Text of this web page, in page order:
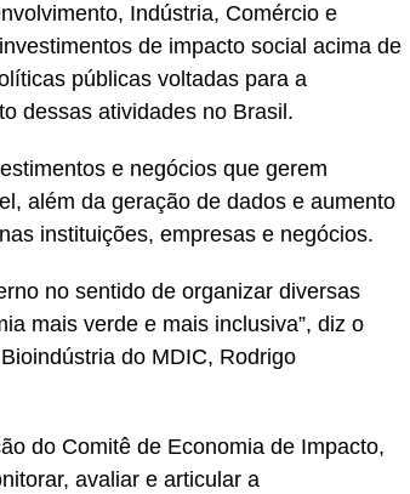
Indústria, Comércio e
de impacto social acima de
públicas voltadas para a
dessas atividades no Brasil.
e negócios que gerem
além da geração de dados e aumento
instituições, empresas e negócios.
no sentido de organizar diversas
mais verde e mais inclusiva”, diz o
do MDIC, Rodrigo
do Comitê de Economia de Impacto,
avaliar e articular a